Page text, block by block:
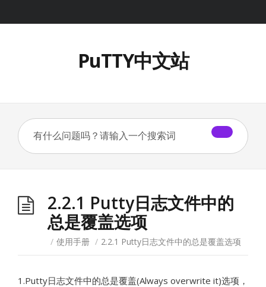
PuTTY中文站
2.2.1 Putty日志文件中的
总是覆盖选项
/ 使用手册 / 2.2.1 Putty日志文件中的总是覆盖选项
1.Putty日志文件中的总是覆盖(Always overwrite it)选项，